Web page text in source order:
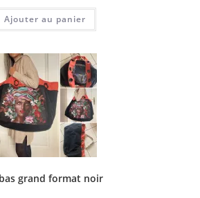
Ajouter au panier
grand format noir